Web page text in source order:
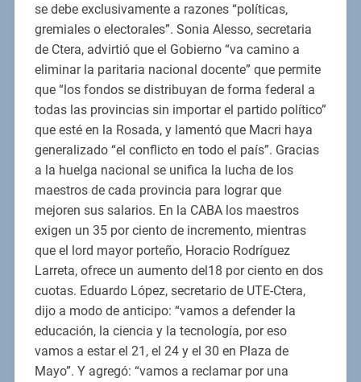
se debe exclusivamente a razones “políticas,
gremiales o electorales”. Sonia Alesso, secretaria
de Ctera, advirtió que el Gobierno “va camino a
eliminar la paritaria nacional docente” que permite
que “los fondos se distribuyan de forma federal a
todas las provincias sin importar el partido político”
que esté en la Rosada, y lamentó que Macri haya
generalizado “el conflicto en todo el país”. Gracias
a la huelga nacional se unifica la lucha de los
maestros de cada provincia para lograr que
mejoren sus salarios. En la CABA los maestros
exigen un 35 por ciento de incremento, mientras
que el lord mayor porteño, Horacio Rodríguez
Larreta, ofrece un aumento del18 por ciento en dos
cuotas. Eduardo López, secretario de UTE-Ctera,
dijo a modo de anticipo: “vamos a defender la
educación, la ciencia y la tecnología, por eso
vamos a estar el 21, el 24 y el 30 en Plaza de
Mayo”. Y agregó: “vamos a reclamar por una